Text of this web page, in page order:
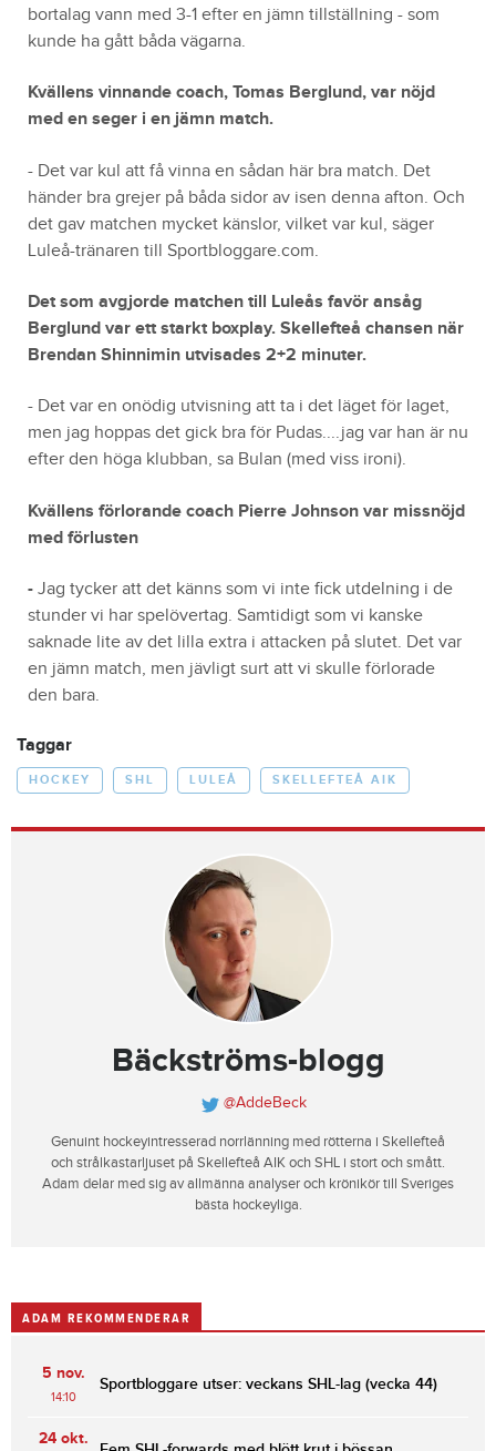
bortalag vann med 3-1 efter en jämn tillställning - som
kunde ha gått båda vägarna.
Kvällens vinnande coach, Tomas Berglund, var nöjd
med en seger i en jämn match.
- Det var kul att få vinna en sådan här bra match. Det
händer bra grejer på båda sidor av isen denna afton. Och
det gav matchen mycket känslor, vilket var kul, säger
Luleå-tränaren till Sportbloggare.com.
Det som avgjorde matchen till Luleås favör ansåg
Berglund var ett starkt boxplay. Skellefteå chansen när
Brendan Shinnimin utvisades 2+2 minuter.
- Det var en onödig utvisning att ta i det läget för laget,
men jag hoppas det gick bra för Pudas....jag var han är nu
efter den höga klubban, sa Bulan (med viss ironi).
Kvällens förlorande coach Pierre Johnson var missnöjd
med förlusten
- Jag tycker att det känns som vi inte fick utdelning i de
stunder vi har spelövertag. Samtidigt som vi kanske
saknade lite av det lilla extra i attacken på slutet. Det var
en jämn match, men jävligt surt att vi skulle förlorade
den bara.
Taggar
HOCKEY SHL LULEÅ SKELLEFTEÅ AIK
Bäckströms-blogg
@AddeBeck
Genuint hockeyintresserad norrlänning med rötterna i Skellefteå
och strålkastarljuset på Skellefteå AIK och SHL i stort och smått.
Adam delar med sig av allmänna analyser och krönikör till Sveriges
bästa hockeyliga.
ADAM REKOMMENDERAR
5 nov.
14:10
Sportbloggare utser: veckans SHL-lag (vecka 44)
24 okt.